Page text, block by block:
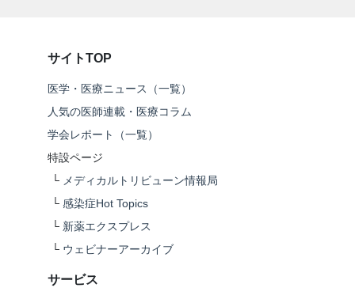
サイトTOP
医学・医療ニュース（一覧）
人気の医師連載・医療コラム
学会レポート（一覧）
特設ページ
└ メディカルトリビューン情報局
└ 感染症Hot Topics
└ 新薬エクスプレス
└ ウェビナーアーカイブ
サービス